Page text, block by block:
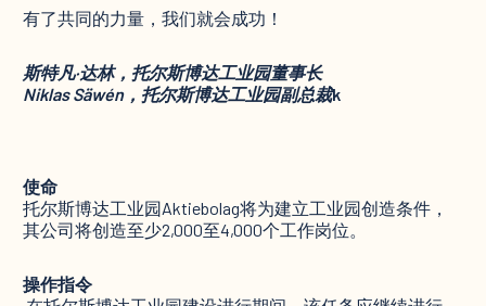
有了共同的力量，我们就会成功！
斯特凡·达林，托尔斯博达工业园董事长
Niklas Säwén，托尔斯博达工业园副总裁k
使命
托尔斯博达工业园Aktiebolag将为建立工业园创造条件，
其公司将创造至少2,000至4,000个工作岗位。‍
操作指令